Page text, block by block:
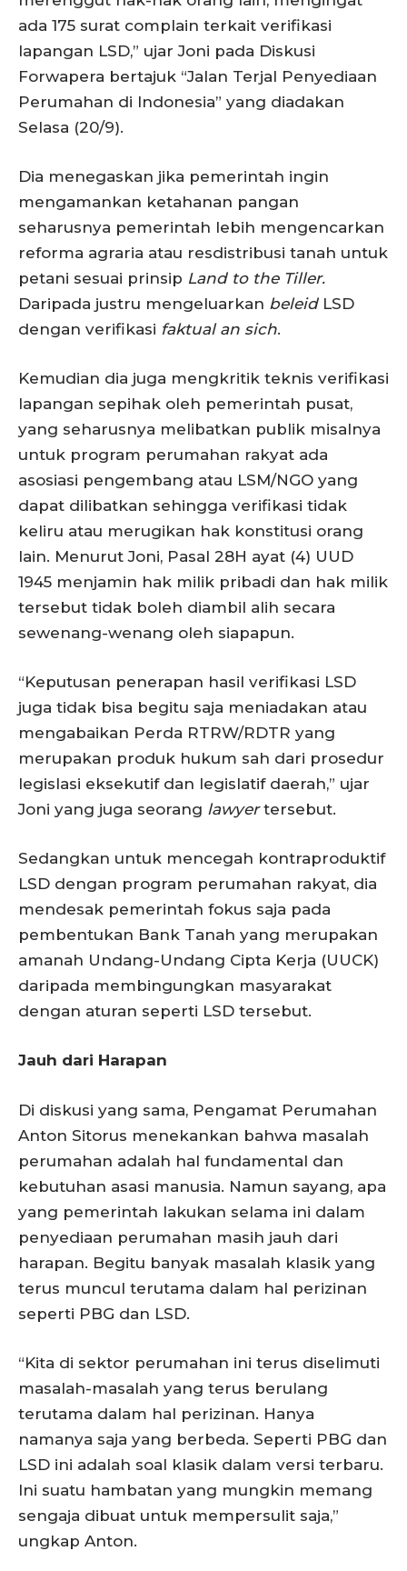
ada 175 surat complain terkait verifikasi
lapangan LSD,” ujar Joni pada Diskusi
Forwapera bertajuk “Jalan Terjal Penyediaan
Perumahan di Indonesia” yang diadakan
Selasa (20/9).
Dia menegaskan jika pemerintah ingin
mengamankan ketahanan pangan
seharusnya pemerintah lebih mengencarkan
reforma agraria atau resdistribusi tanah untuk
petani sesuai prinsip Land to the Tiller.
Daripada justru mengeluarkan beleidLSD
dengan verifikasi faktual an sich.
Kemudian dia juga mengkritik teknis verifikasi
lapangan sepihak oleh pemerintah pusat,
yang seharusnya melibatkan publik misalnya
untuk program perumahan rakyat ada
asosiasi pengembang atau LSM/NGO yang
dapat dilibatkan sehingga verifikasi tidak
keliru atau merugikan hak konstitusi orang
lain. Menurut Joni, Pasal 28H ayat (4) UUD
1945 menjamin hak milik pribadi dan hak milik
tersebut tidak boleh diambil alih secara
sewenang-wenang oleh siapapun.
“Keputusan penerapan hasil verifikasi LSD
juga tidak bisa begitu saja meniadakan atau
mengabaikan Perda RTRW/RDTR yang
merupakan produk hukum sah dari prosedur
legislasi eksekutif dan legislatif daerah,” ujar
Joni yang juga seorang lawyertersebut.
Sedangkan untuk mencegah kontraproduktif
LSD dengan program perumahan rakyat, dia
mendesak pemerintah fokus saja pada
pembentukan Bank Tanah yang merupakan
amanah Undang-Undang Cipta Kerja (UUCK)
daripada membingungkan masyarakat
dengan aturan seperti LSD tersebut.
Jauh dari Harapan
Di diskusi yang sama, Pengamat Perumahan
Anton Sitorus menekankan bahwa masalah
perumahan adalah hal fundamental dan
kebutuhan asasi manusia. Namun sayang, apa
yang pemerintah lakukan selama ini dalam
penyediaan perumahan masih jauh dari
harapan. Begitu banyak masalah klasik yang
terus muncul terutama dalam hal perizinan
seperti PBG dan LSD.
“Kita di sektor perumahan ini terus diselimuti
masalah-masalah yang terus berulang
terutama dalam hal perizinan. Hanya
namanya saja yang berbeda. Seperti PBG dan
LSD ini adalah soal klasik dalam versi terbaru.
Ini suatu hambatan yang mungkin memang
sengaja dibuat untuk mempersulit saja,”
ungkap Anton.